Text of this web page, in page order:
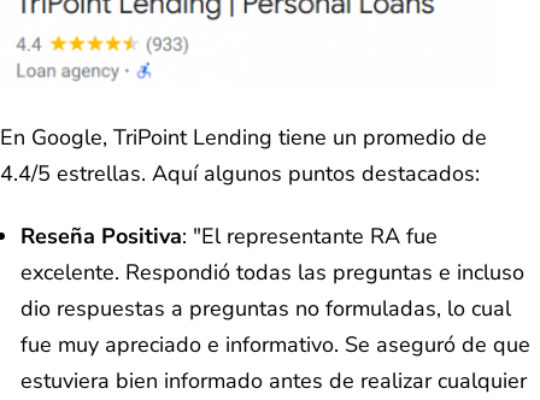
En Google, TriPoint Lending tiene un promedio de
4.4/5 estrellas. Aquí algunos puntos destacados:
Reseña Positiva: "El representante RA fue
excelente. Respondió todas las preguntas e incluso
dio respuestas a preguntas no formuladas, lo cual
fue muy apreciado e informativo. Se aseguró de que
estuviera bien informado antes de realizar cualquier